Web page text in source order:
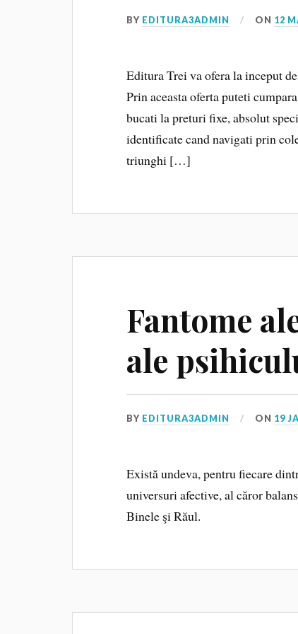
BY EDITURA3ADMIN ON 12
Editura Trei va ofera la inceput
Prin aceasta oferta puteti
bucati la preturi fixe, absolut
identificate cand navigati prin
triunghi […]
Fantome
ale
BY EDITURA3ADMIN ON 19
Există undeva, pentru fiecare
universuri afective, al căror
Binele şi Răul.